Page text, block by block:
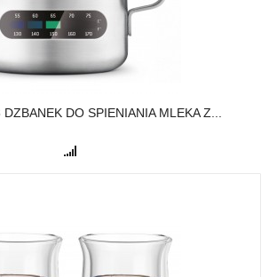
DO SPIENIANIA MLEKA Z...